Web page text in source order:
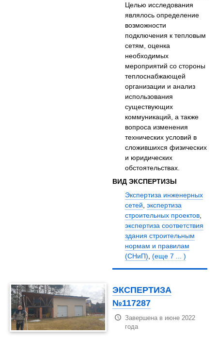
Целью исследования
являлось определение
возможности
подключения к тепловым
сетям, оценка
необходимых
мероприятий со стороны
теплоснабжающей
организации и анализ
использования
существующих
коммуникаций, а также
вопроса изменения
технических условий в
сложившихся физических
и юридических
обстоятельствах.
ВИД ЭКСПЕРТИЗЫ
Экспертиза инженерных
сетей,экспертиза
строительных проектов,
экспертиза соответствия
здания строительным
нормам и правилам
(СНиП),(еще 7 ... )
ЭКСПЕРТИЗА
№117287
Завершена в июне 2022
года